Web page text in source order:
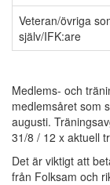
Veteran/övriga
själv/IFK:are
Medlems- och
medlemsåret som
augusti.
31/8 / 12 x aktuell
Det är viktigt att
från Folksam och